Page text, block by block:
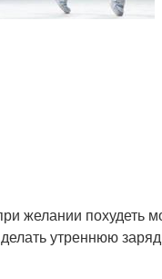
желании похудеть
утреннюю